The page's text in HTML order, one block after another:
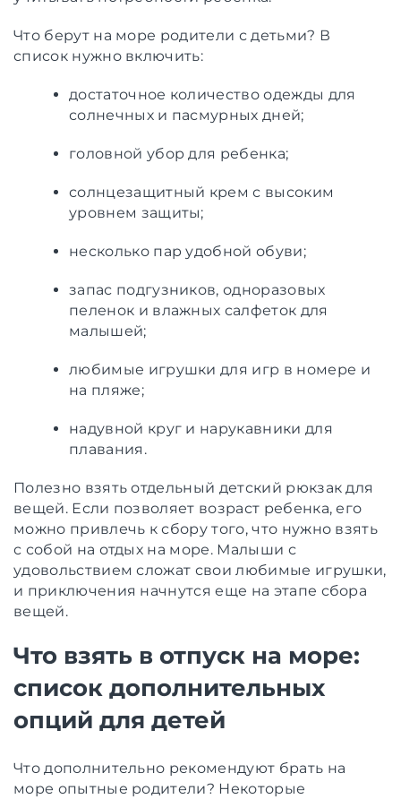
Что берут на море родители с детьми? В
список нужно включить:
достаточное количество одежды для
солнечных и пасмурных дней;
головной убор для ребенка;
солнцезащитный крем с высоким
уровнем защиты;
несколько пар удобной обуви;
запас подгузников, одноразовых
пеленок и влажных салфеток для
малышей;
любимые игрушки для игр в номере и
на пляже;
надувной круг и нарукавники для
плавания.
Полезно взять отдельный детский рюкзак для
вещей. Если позволяет возраст ребенка, его
можно привлечь к сбору того, что нужно взять
с собой на отдых на море. Малыши с
удовольствием сложат свои любимые игрушки,
и приключения начнутся еще на этапе сбора
вещей.
Что взять в отпуск на море:
список дополнительных
опций для детей
Что дополнительно рекомендуют брать на
море опытные родители? Некоторые